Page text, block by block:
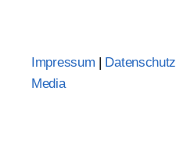
Impressum | Datenschutz
Media